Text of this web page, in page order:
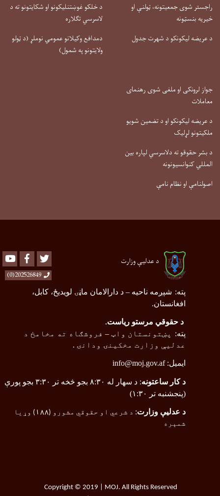
راجستر شوی جمعیتونه، ټولنې او
خیریه بنسټونه
د عریضه لیکونکو د شهرت جدول
د خلکو غوښتنلیکونو او شکایتونو ته د
لاسرسي تګلاره
دمدافع وکیلانو عمومي نوملړ (د ټولو
ولایتونو په شمول)
جواز لرونکی او ملغی شوی رهنمای
معاملات
د عریضه لیکونکو او د تضمین شویو
ملکیتونو لړلیک
د بشر حقوقو ته دلاسرسي لپاره بین
المللي کنوانسیونونه
اصولنامې او نظام نامې
د عدلیې وزارت Youtube Facebook
202526849(0)
پته: شپږمه ناحیه – د دارالامان ماڼۍ لویدیځ، کابل،
افغانستان.
د حقوقي مرستو ریاست.
پته: پښتونستان واټ – فروشګاه ته مخامخ د
عدلیې وزارت مخکینۍ ودانۍ .
ایمیل:info@moj.gov.af
د کار ساعتونه
: د سهار له ۸:۳۰ بجو څخه تر ۳:۳۰ بجو پورې
(پنجشنبه تر ۱:۳۰)
د عدلیې وزارت: د شرعي او حقوقي مشورو (۱۸۸ ) وړیا
شمېره
Copyright © 2019 | MOJ. All Rights Reserved